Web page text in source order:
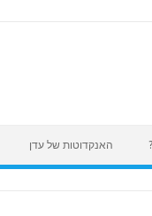
האנקדוטות של עדן